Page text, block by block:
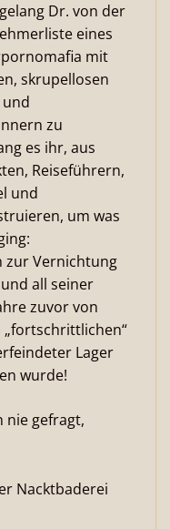
Dr. von der
eines
mit
skrupellosen
zu
es ihr, aus
Reiseführern,
und
um was
zur Vernichtung
all seiner
zuvor von
Lager
wurde!
nie gefragt,
Nacktbaderei